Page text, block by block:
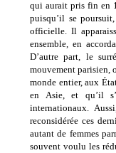
qui aurait pris fin en
puisqu’il se
officielle. Il
ensemble, en
D’autre part, le
mouvement parisien,
monde entier, aux
en Asie, et qu’il
internationaux.
reconsidérée ces
autant de femmes
souvent voulu les